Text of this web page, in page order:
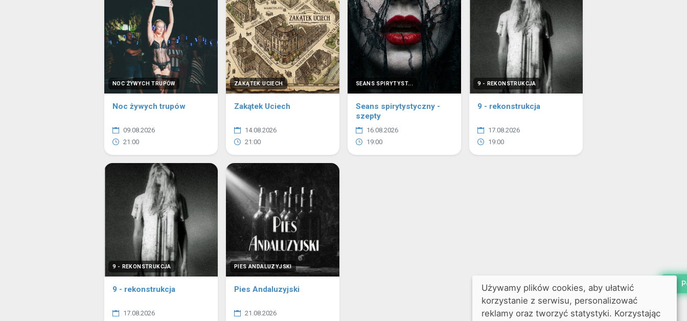
NOC ŻYWYCH TRUPÓW
Noc żywych trupów
09.08.2026
21:00
ZAKĄTEK UCIECH
Zakątek Uciech
14.08.2026
21:00
SEANS SPIRYTYST...
Seans spirytystyczny -
szepty
16.08.2026
19:00
9 - REKONSTRUKCJA
9 - rekonstrukcja
17.08.2026
19:00
9 - REKONSTRUKCJA
9 - rekonstrukcja
17.08.2026
PIES ANDALUZYJSKI
Pies Andaluzyjski
21.08.2026
Używamy plików cookies, aby ułatwić
korzystanie z serwisu, personalizować
reklamy oraz tworzyć statystyki. Korzystając